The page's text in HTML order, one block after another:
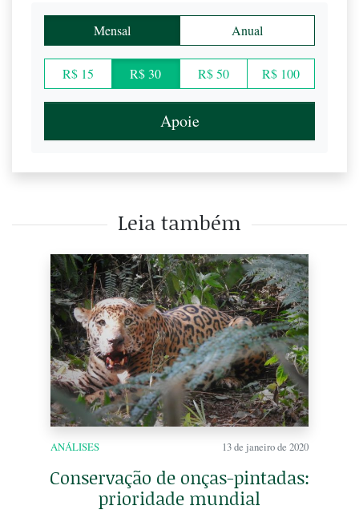
Mensal Anual
R$ 15 R$ 30 R$ 50 R$ 100
Apoie
Leia também
ANÁLISES 13 de janeiro de 2020
Conservação de onças-pintadas:
prioridade mundial